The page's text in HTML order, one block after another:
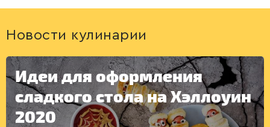
ДЕСЕРТЫ
Новости кулинарии
Идеи для оформления
сладкого стола на Хэллоуин
2020